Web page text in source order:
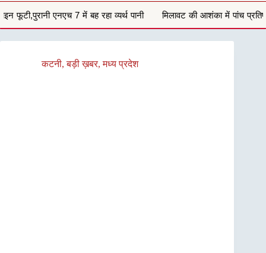
व्यर्थ पानी मिलावट की आशंका में पांच प्रतिष्ठानों से जब्त किया 132 किलो
कटनी,बड़ी ख़बर,मध्य प्रदेश